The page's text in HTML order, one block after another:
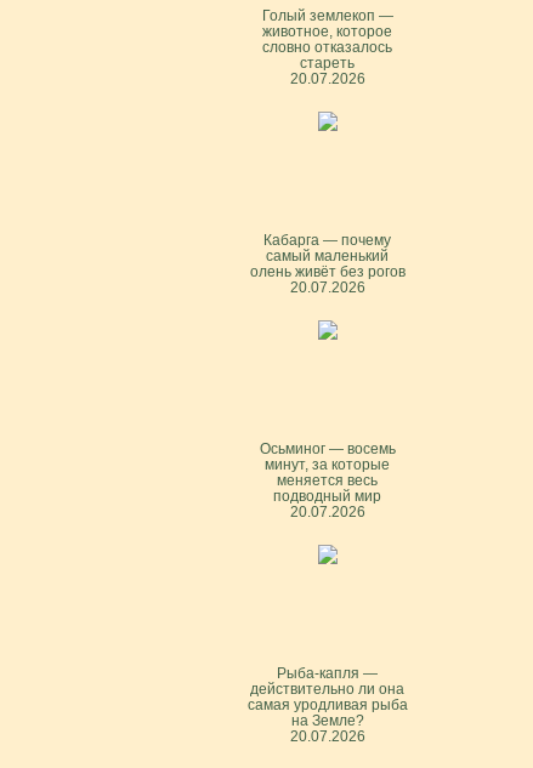
Голый землекоп —
животное, которое
словно отказалось
стареть
20.07.2026
Кабарга — почему
самый маленький
олень живёт без рогов
20.07.2026
Осьминог — восемь
минут, за которые
меняется весь
подводный мир
20.07.2026
Рыба-капля —
действительно ли она
самая уродливая рыба
на Земле?
20.07.2026